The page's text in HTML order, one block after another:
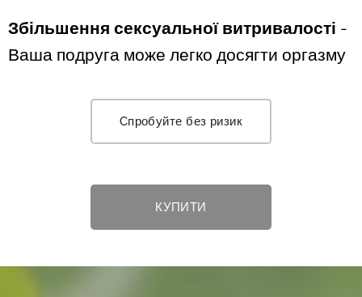
Збільшення сексуальної витривалості -
Ваша подруга може легко досягти оргазму
Cпробуйте без ризик
КУПИТИ